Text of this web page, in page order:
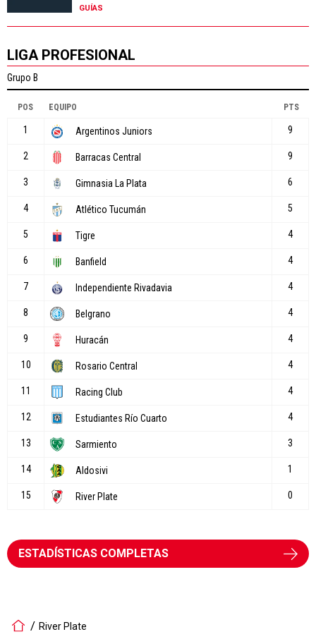
GUÍAS
LIGA PROFESIONAL
ESTADÍSTICAS COMPLETAS
River Plate